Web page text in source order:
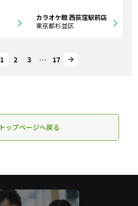
カラオケ館 西荻窪駅前店
東京都杉並区
1 2 3 … 17
トップページへ戻る